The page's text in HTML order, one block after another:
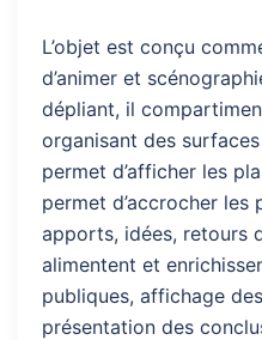
L’objet est conçu
d’animer et
dépliant, il
organisant des
permet d’afficher les
permet d’accrocher
apports, idées, retours
alimentent et
publiques, affichage
présentation des